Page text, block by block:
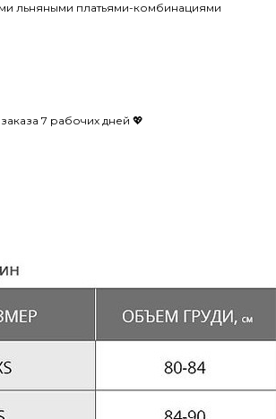
льняными платьями-комбинациями
7 рабочих дней 💖